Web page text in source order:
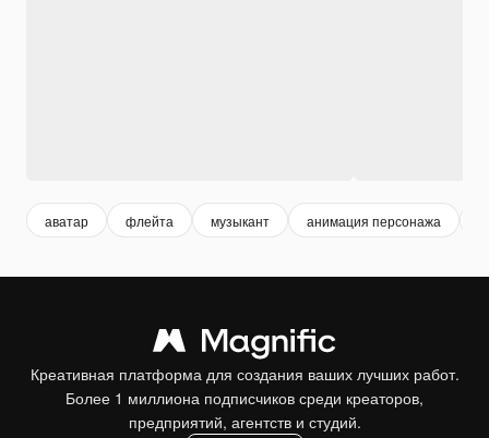
аватар флейта музыкант анимация персонажа
Креативная платформа для создания ваших лучших работ.
Более 1 миллиона подписчиков среди креаторов,
предприятий, агентств и студий.